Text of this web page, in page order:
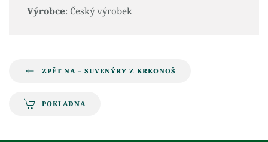
Výrobce: Český výrobek
ZPĚT NA – SUVENÝRY Z KRKONOŠ
POKLADNA